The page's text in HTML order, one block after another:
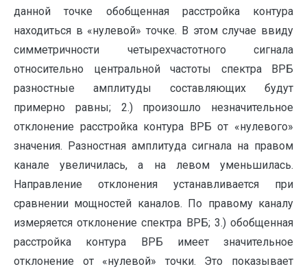
данной точке обобщенная расстройка контура
находиться в «нулевой» точке. В этом случае ввиду
симметричности четырехчастотного сигнала
относительно центральной частоты спектра ВРБ
разностные амплитуды составляющих будут
примерно равны; 2.) произошло незначительное
отклонение расстройка контура ВРБ от «нулевого»
значения. Разностная амплитуда сигнала на правом
канале увеличилась, а на левом уменьшилась.
Направление отклонения устанавливается при
сравнении мощностей каналов. По правому каналу
измеряется отклонение спектра ВРБ; 3.) обобщенная
расстройка контура ВРБ имеет значительное
отклонение от «нулевой» точки. Это показывает